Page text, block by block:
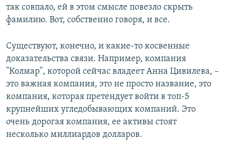
так совпало, ей в этом смысле повезло скрыть
фамилию. Вот, собственно говоря, и все.
Существуют, конечно, и какие-то косвенные
доказательства связи. Например, компания
"Колмар", которой сейчас владеет Анна Цивилева, –
это важная компания, это не просто название, это
компания, которая претендует войти в топ-5
крупнейших угледобывающих компаний. Это
очень дорогая компания, ее активы стоят
несколько миллиардов долларов.